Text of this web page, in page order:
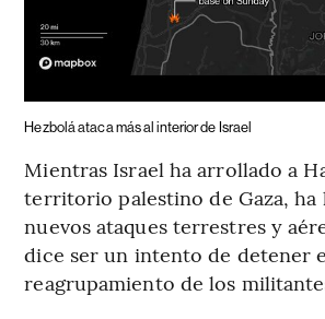
Hezbolá ataca más al interior de Israel
Mientras Israel ha arrollado a
territorio palestino de Gaza, ha
nuevos ataques terrestres y
dice ser un intento de detener
reagrupamiento de los